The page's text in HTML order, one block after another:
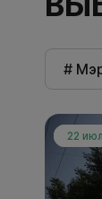
#
22